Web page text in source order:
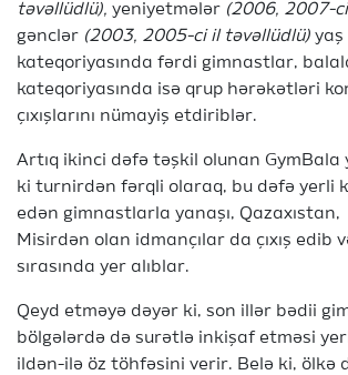
təvəllüdlü), yeniyetmələr (2006, 2007-
gənclər (2003, 2005-ci il təvəllüdlü) yaş
kateqoriyasında fərdi gimnastlar,
kateqoriyasında isə qrup hərəkətləri
çıxışlarını nümayiş etdiriblər.
Artıq ikinci dəfə təşkil olunan GymBala
ki turnirdən fərqli olaraq, bu dəfə yerli
edən gimnastlarla yanaşı,
Misirdən olan idmançılar da çıxış edib
sırasında yer alıblar.
Qeyd etməyə dəyər ki, son illər bədii
bölgələrdə də surətlə inkişaf etməsi
ildən-ilə öz töhfəsini verir. Belə ki, ölkə